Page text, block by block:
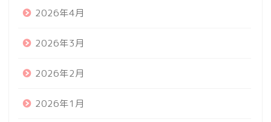
2026年4月
2026年3月
2026年2月
2026年1月